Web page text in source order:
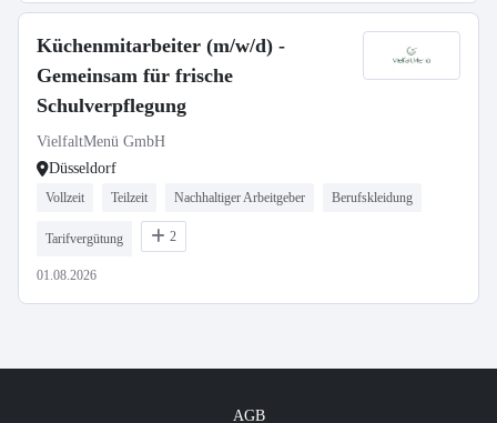
Küchenmitarbeiter (m/w/d) -
Gemeinsam für frische
Schulverpflegung
VielfaltMenü GmbH
Düsseldorf
Vollzeit Teilzeit Nachhaltiger Arbeitgeber Berufskleidung
Tarifvergütung 2
01.08.2026
AGB